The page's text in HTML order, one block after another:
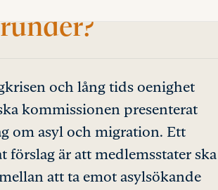
och lång tids oenighet
kommissionen presenterat
om asyl och migration. Ett
förslag är att medlemsstater ska
att ta emot asylsökande